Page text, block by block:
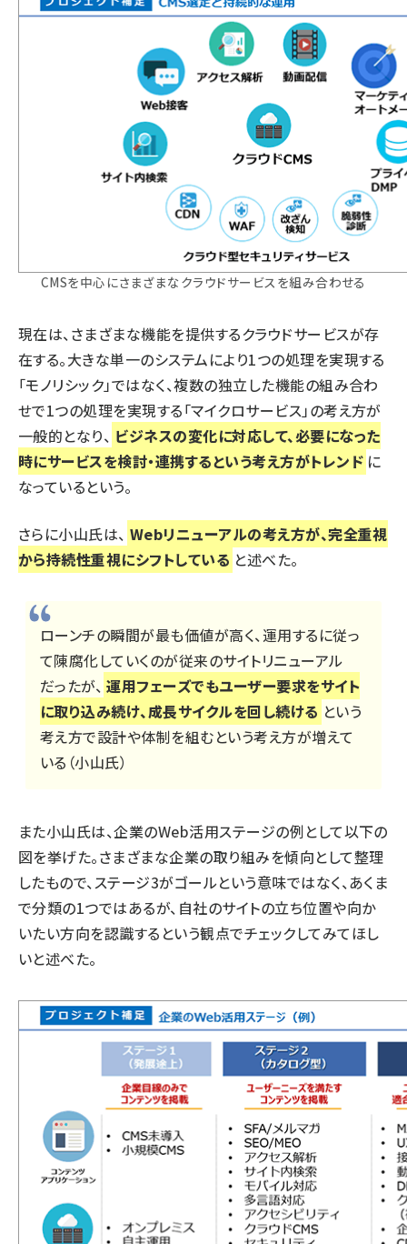
CMSを中心にさまざまなクラウドサービスを組み合わせる
現在は、さまざまな機能を提供するクラウドサービスが存
在する。大きな単一のシステムにより1つの処理を実現する
「モノリシック」ではなく、複数の独立した機能の組み合わ
せで1つの処理を実現する「マイクロサービス」の考え方が
一般的となり、 ビジネスの変化に対応して、必要になった
時にサービスを検討・連携するという考え方がトレンド に
なっているという。
さらに小山氏は、 Webリニューアルの考え方が、完全重視
から持続性重視にシフトしている と述べた。
ローンチの瞬間が最も価値が高く、運用するに従っ
て陳腐化していくのが従来のサイトリニューアル
だったが、 運用フェーズでもユーザー要求をサイト
に取り込み続け、成長サイクルを回し続ける という
考え方で設計や体制を組むという考え方が増えて
いる（小山氏）
また小山氏は、企業のWeb活用ステージの例として以下の
図を挙げた。さまざまな企業の取り組みを傾向として整理
したもので、ステージ3がゴールという意味ではなく、あくま
で分類の1つではあるが、自社のサイトの立ち位置や向か
いたい方向を認識するという観点でチェックしてみてほし
いと述べた。